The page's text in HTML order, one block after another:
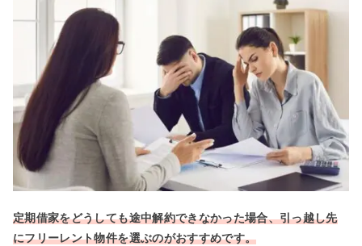
定期借家をどうしても途中解約できなかった場合、引っ越し先
にフリーレント物件を選ぶのがおすすめです。